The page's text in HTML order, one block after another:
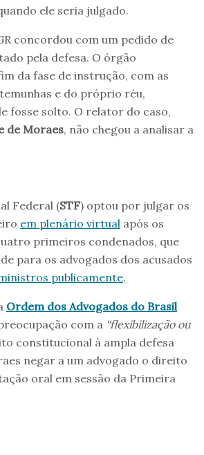
ele seria julgado.
concordou com um pedido de
pela defesa. O órgão
da fase de instrução, com as
e do próprio réu,
fosse solto. O relator do caso,
de Moraes, não chegou a analisar a
Federal (STF) optou por julgar os
em plenário virtual após os
primeiros condenados, que
para os advogados dos acusados
publicamente.
Ordem dos Advogados do Brasil
com a “flexibilização ou
constitucional à ampla defesa
negar a um advogado o direito
oral em sessão da Primeira